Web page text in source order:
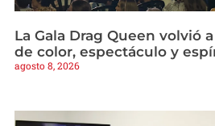
La Gala Drag Queen volvió
de color, espectáculo y
agosto 8, 2026